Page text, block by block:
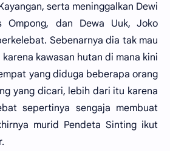
serta meninggalkan Dewi
Ompong, dan Dewa Uuk, Joko
Sebenarnya dia tak mau
kawasan hutan di mana kini
yang diduga beberapa orang
yang dicari, lebih dari itu karena
sepertinya sengaja membuat
murid Pendeta Sinting ikut